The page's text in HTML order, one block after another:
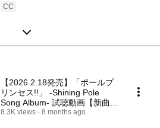
CC
【2026.2.18発売】「ポールプ
リンセス!!」 -Shining Pole
Song Album- 試聴動画【新曲5
曲収録】
8.3K views 8 months ago